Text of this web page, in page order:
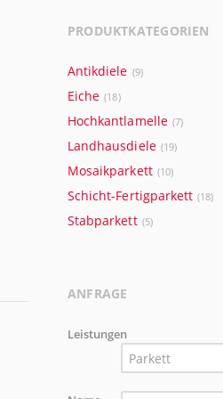
PRODUKTKATEGORIEN
Antikdiele (9)
Eiche (18)
Hochkantlamelle (7)
Landhausdiele (19)
Mosaikparkett (10)
Schicht-Fertigparkett (18)
Stabparkett (5)
ANFRAGE
Leistungen
Parkett